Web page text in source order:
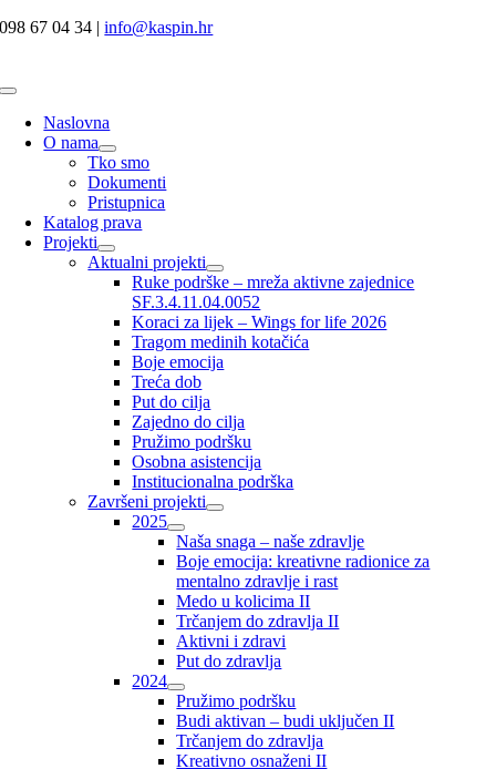
Skip
098 67 04 34 |info@kaspin.hr
Toggle
NavigationNaslovna
O nama
Tko smo
Dokumenti
Pristupnica
Katalog prava
Projekti
Aktualni projekti
Ruke podrške – mreža aktivne zajednice
SF.3.4.11.04.0052
Koraci za lijek – Wings for life 2026
Tragom medinih kotačića
Boje emocija
Treća dob
Put do cilja
Zajedno do cilja
Pružimo podršku
Osobna asistencija
Institucionalna podrška
Završeni projekti
2025
Naša snaga – naše zdravlje
Boje emocija: kreativne radionice za
mentalno zdravlje i rast
Medo u kolicima II
Trčanjem do zdravlja II
Aktivni i zdravi
Put do zdravlja
2024
Pružimo podršku
Budi aktivan – budi uključen II
Trčanjem do zdravlja
Kreativno osnaženi II